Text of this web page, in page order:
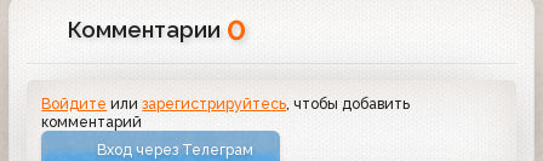
Комментарии 0
Войдите илизарегистрируйтесь, чтобы добавить
комментарий
Вход через Телеграм